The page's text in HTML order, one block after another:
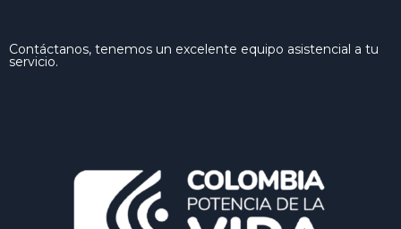
Contáctanos, tenemos un excelente equipo asistencial a tu
servicio.